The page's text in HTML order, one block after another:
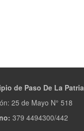
de Paso De La Patria
25 de Mayo N° 518
379 4494300/442